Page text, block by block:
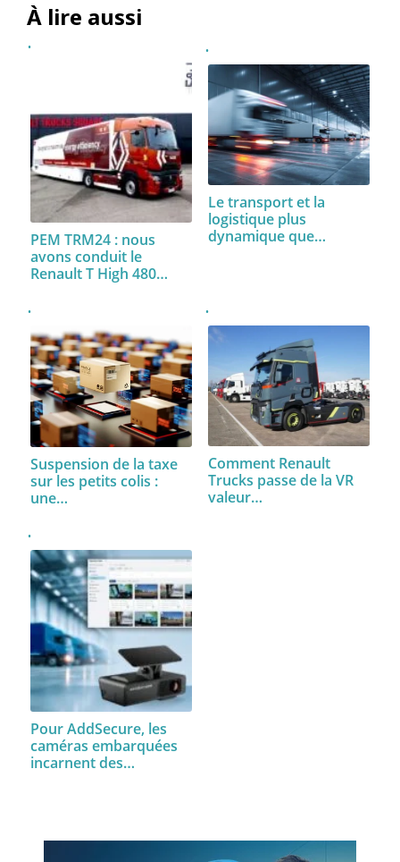
À lire aussi
PEM TRM24 : nous
avons conduit le
Renault T High 480…
Le transport et la
logistique plus
dynamique que…
Suspension de la taxe
sur les petits colis :
une…
Comment Renault
Trucks passe de la VR
valeur…
Pour AddSecure, les
caméras embarquées
incarnent des…